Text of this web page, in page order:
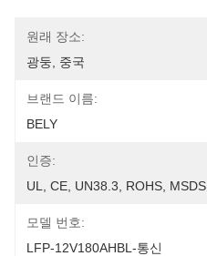
원래 장소:
광둥, 중국
브랜드 이름:
BELY
인증:
UL, CE, UN38.3, ROHS, MSDS
모델 번호:
LFP-12V180AHBL-통신